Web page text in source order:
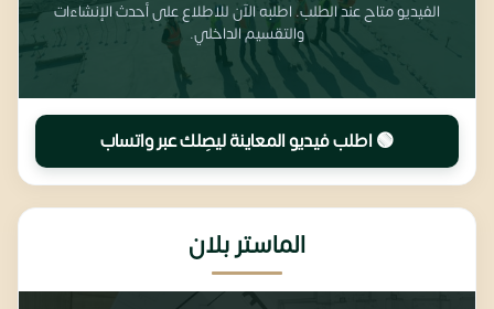
الفيديو متاح عند الطلب. اطلبه الآن للاطلاع على أحدث الإنشاءات
والتقسيم الداخلي.
🟢 اطلب فيديو المعاينة ليصِلك عبر واتساب
الماستر بلان